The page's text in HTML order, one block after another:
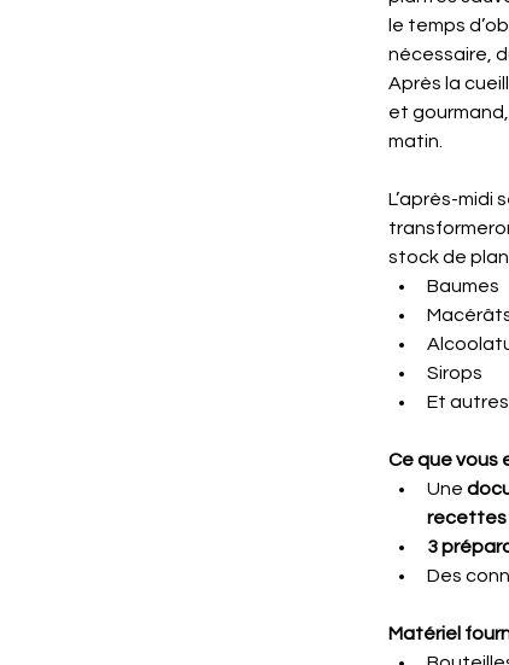
le temps
nécessaire,
Après la
et
matin.
L’après-midi
stock de
Baumes
Sirops
Et
Ce que vous
Une
recettes
3
Des
Matériel